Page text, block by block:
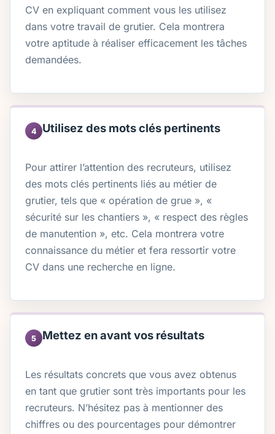
CV en expliquant comment vous les utilisez
dans votre travail de grutier. Cela montrera
votre aptitude à réaliser efficacement les tâches
demandées.
4 Utilisez des mots clés pertinents
Pour attirer l’attention des recruteurs, utilisez
des mots clés pertinents liés au métier de
grutier, tels que « opération de grue », «
sécurité sur les chantiers », « respect des règles
de manutention », etc. Cela montrera votre
connaissance du métier et fera ressortir votre
CV dans une recherche en ligne.
5 Mettez en avant vos résultats
Les résultats concrets que vous avez obtenus
en tant que grutier sont très importants pour les
recruteurs. N’hésitez pas à mentionner des
chiffres ou des pourcentages pour démontrer